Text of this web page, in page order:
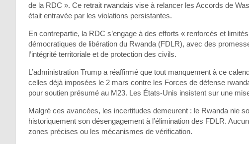
de la RDC ». Ce retrait rwandais vise à relancer les Accords de
était entravée par les violations persistantes.
En contrepartie, la RDC s’engage à des efforts « renforcés et
démocratiques de libération du Rwanda (FDLR), avec des
l’intégrité territoriale et de protection des civils.
L’administration Trump a réaffirmé que tout manquement à ce
celles déjà imposées le 2 mars contre les Forces de défense
pour soutien présumé au M23. Les États-Unis insistent sur une
Malgré ces avancées, les incertitudes demeurent : le Rwanda nie
historiquement son désengagement à l’élimination des FDLR.
zones précises ou les mécanismes de vérification.